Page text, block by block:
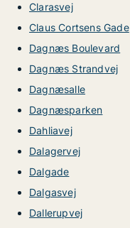
Clarasvej
Claus Cortsens Gade
Dagnæs Boulevard
Dagnæs Strandvej
Dagnæsalle
Dagnæsparken
Dahliavej
Dalagervej
Dalgade
Dalgasvej
Dallerupvej